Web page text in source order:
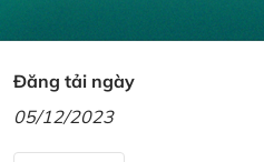
Đăng tải ngày
05/12/2023